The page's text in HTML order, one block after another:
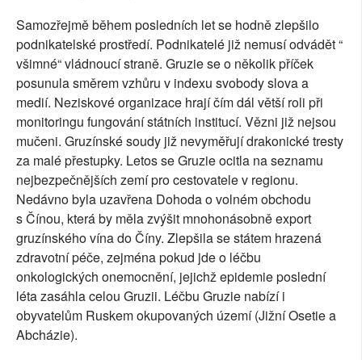
Samozřejmě během posledních let se hodně zlepšilo
podnikatelské prostředí. Podnikatelé již nemusí odvádět “
všimné“ vládnoucí straně. Gruzie se o několik příček
posunula směrem vzhůru v indexu svobody slova a
medií. Neziskové organizace hrají čím dál větší roli při
monitoringu fungování státních institucí. Vězni již nejsou
mučeni. Gruzínské soudy již nevyměřují drakonické tresty
za malé přestupky. Letos se Gruzie ocitla na seznamu
nejbezpečnějších zemí pro cestovatele v regionu.
Nedávno byla uzavřena Dohoda o volném obchodu
s Čínou, která by měla zvýšit mnohonásobně export
gruzínského vína do Číny. Zlepšila se státem hrazená
zdravotní péče, zejména pokud jde o léčbu
onkologických onemocnění, jejichž epidemie poslední
léta zasáhla celou Gruzii. Léčbu Gruzie nabízí i
obyvatelům Ruskem okupovaných území (Jižní Osetie a
Abcházie).